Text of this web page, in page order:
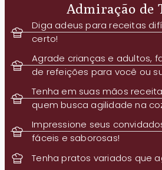
Admiração de
Diga adeus para receitas
certo!
Agrade crianças e adultos,
de refeições para você ou
Tenha em suas mãos
quem busca agilidade na
Impressione seus
fáceis e saborosas!
Tenha pratos variados que